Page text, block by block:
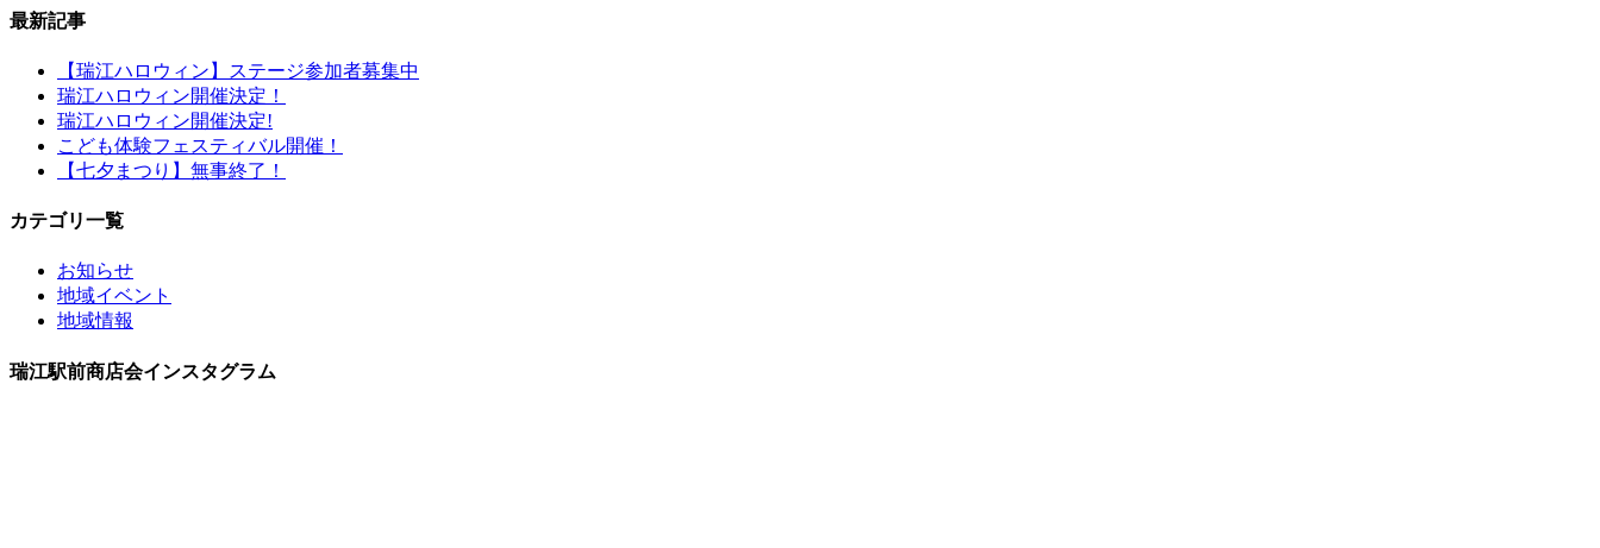
最新記事
【瑞江ハロウィン】ステージ参加者募集中
瑞江ハロウィン開催決定！
瑞江ハロウィン開催決定!
こども体験フェスティバル開催！
【七夕まつり】無事終了！
カテゴリ一覧
お知らせ
地域イベント
地域情報
瑞江駅前商店会インスタグラム